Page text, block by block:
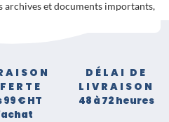
archives et documents importants,
99 € HT
DÉLAI DE
LIVRAISON
48 à 72 heures